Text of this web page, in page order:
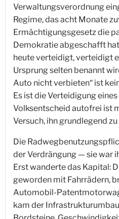
Verwaltungsverordnung
Regime, das acht Monate
Ermächtigungsgesetz die
Demokratie abgeschafft
heute verteidigt, verteidigt
Ursprung selten benannt
Auto nicht verbieten“ ist
Es ist die Verteidigung
Volksentscheid autofrei ist
Versuch, ihn grundlegend
Die
der Verdrängung — sie war
Erst wanderte das Kapital:
geworden mit Fahrrädern,
Automobil-
kam der